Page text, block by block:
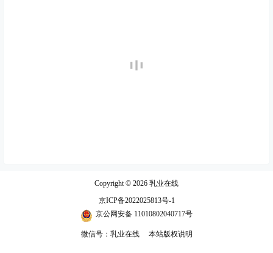
Copyright © 2026 乳业在线
京ICP备2022025813号-1
京公网安备 11010802040717号
微信号：乳业在线 本站版权说明